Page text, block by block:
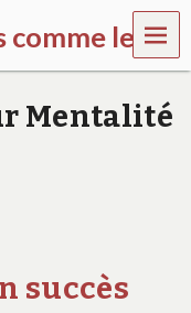
lesMEN
U
Mentalité
succès